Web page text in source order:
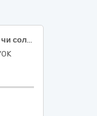
УОКЧР26Т-111; 15230000-9 – Сушена чи солена риба; риба в розсолі; копчена риба (Солена риба, копчена риба)